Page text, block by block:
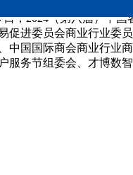
，2024（第八届）中
促进委员会商业行业委
中国国际商会商业行业
服务节组委会、才博数